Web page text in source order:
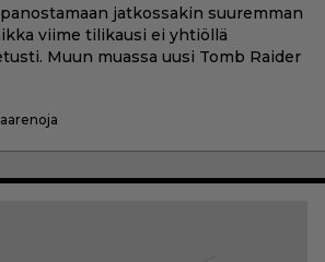
jatkossakin suuremman
viime tilikausi ei yhtiöllä
Muun muassa uusi Tomb Raider